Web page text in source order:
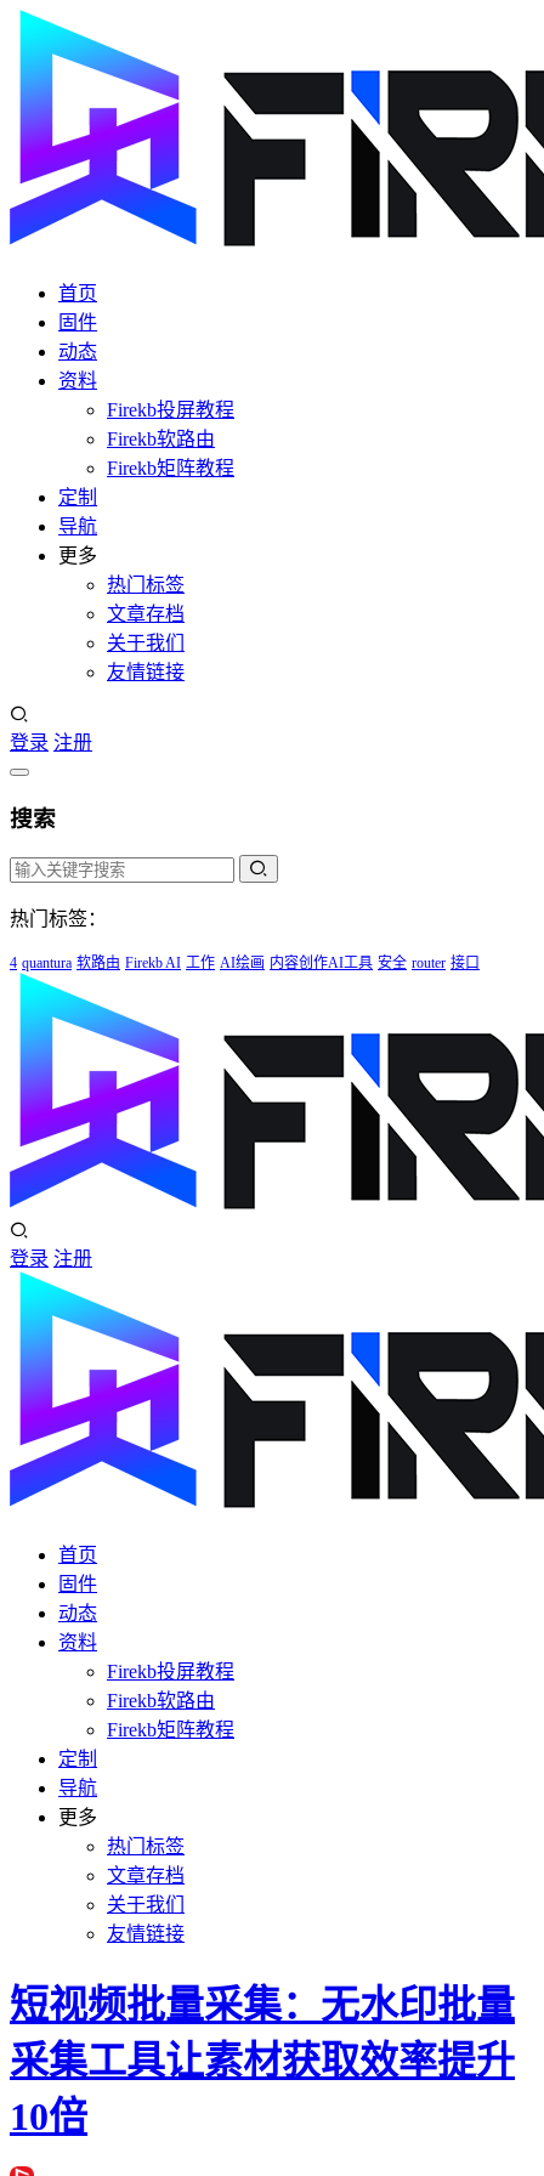
首页
固件
动态
资料
Firekb投屏教程
Firekb软路由
Firekb矩阵教程
定制
导航
更多
热门标签
文章存档
关于我们
友情链接
登录 注册
搜索
热门标签：
4 quantura 软路由 Firekb AI 工作 AI绘画 内容创作AI工具 安全 router 接口
登录 注册
首页
固件
动态
资料
Firekb投屏教程
Firekb软路由
Firekb矩阵教程
定制
导航
更多
热门标签
文章存档
关于我们
友情链接
短视频批量采集：无水印批量
采集工具让素材获取效率提升
10倍